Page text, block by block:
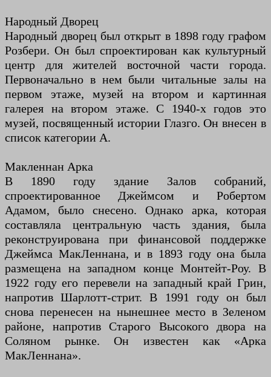
Народный Дворец
Народный дворец был открыт в 1898 году графом
Розбери. Он был спроектирован как культурный
центр для жителей восточной части города.
Первоначально в нем были читальные залы на
первом этаже, музей на втором и картинная
галерея на втором этаже. С 1940-х годов это
музей, посвященный истории Глазго. Он внесен в
список категории А.
Макленнан Арка
В 1890 году здание Залов собраний,
спроектированное Джеймсом и Робертом
Адамом, было снесено. Однако арка, которая
составляла центральную часть здания, была
реконструирована при финансовой поддержке
Джеймса МакЛеннана, и в 1893 году она была
размещена на западном конце Монтейт-Роу. В
1922 году его перевели на западный край Грин,
напротив Шарлотт-стрит. В 1991 году он был
снова перенесен на нынешнее место в Зеленом
районе, напротив Старого Высокого двора на
Соляном рынке. Он известен как «Арка
МакЛеннана».